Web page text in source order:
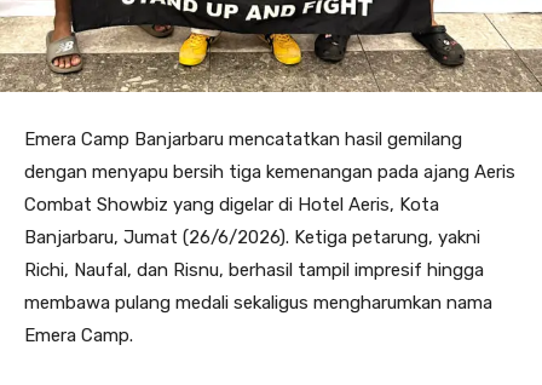
Emera Camp Banjarbaru mencatatkan hasil gemilang
dengan menyapu bersih tiga kemenangan pada ajang Aeris
Combat Showbiz yang digelar di Hotel Aeris, Kota
Banjarbaru, Jumat (26/6/2026). Ketiga petarung, yakni
Richi, Naufal, dan Risnu, berhasil tampil impresif hingga
membawa pulang medali sekaligus mengharumkan nama
Emera Camp.